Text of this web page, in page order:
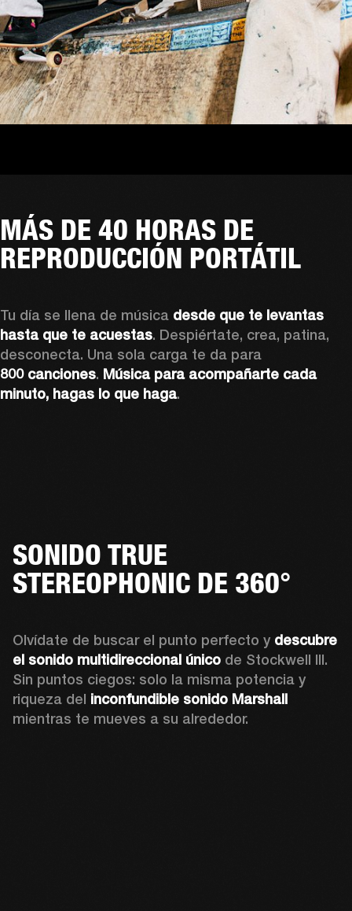
MÁS DE 40 HORAS DE
REPRODUCCIÓN PORTÁTIL
Tu día se llena de música desde que te levantas
hasta que te acuestas. Despiértate, crea, patina,
800 canciones. Música para acompañarte cada
minuto, hagas lo que haga.
SONIDO TRUE
STEREOPHONIC DE 360°
Olvídate de buscar el punto perfecto y descubre
el sonido multidireccional único de Stockwell III.
Sin puntos ciegos: solo la misma potencia y
riqueza del inconfundible sonido Marshall
mientras te mueves a su alrededor.